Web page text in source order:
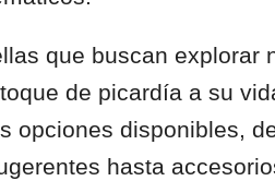
que buscan explorar
de picardía a su
opciones disponibles,
hasta